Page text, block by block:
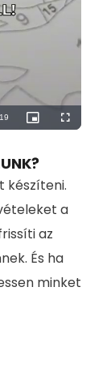
Picture-
in-
Fullscreen
készíteni.
a
az
És ha
minket